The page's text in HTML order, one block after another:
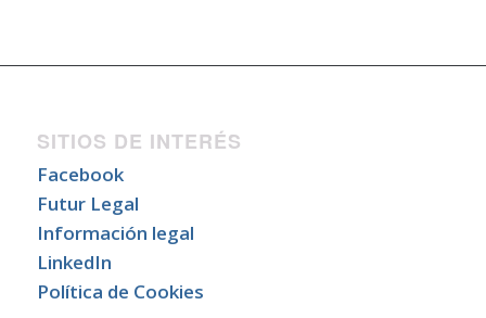
SITIOS DE INTERÉS
Facebook
Futur Legal
Información legal
LinkedIn
Política de Cookies